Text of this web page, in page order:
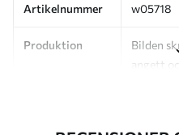
Artikelnummer w05718
Produktion
Bilden
angett